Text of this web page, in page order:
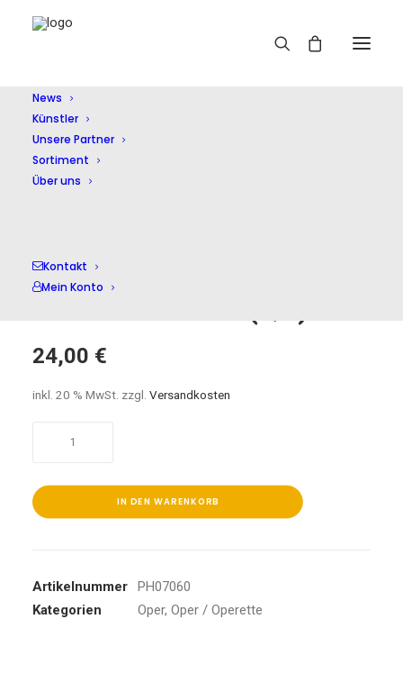
News
Künstler
Unsere Partner
Sortiment
Über uns
Kontakt
Mein Konto
24,00 €
inkl. 20 % MwSt. zzgl. Versandkosten
Menge
IN DEN WARENKORB
Artikelnummer
PH07060
Kategorien
Oper, Oper / Operette